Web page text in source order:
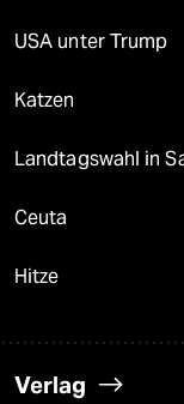
USA unter Trump
Katzen
Landtagswahl in
Ceuta
Hitze
Verlag